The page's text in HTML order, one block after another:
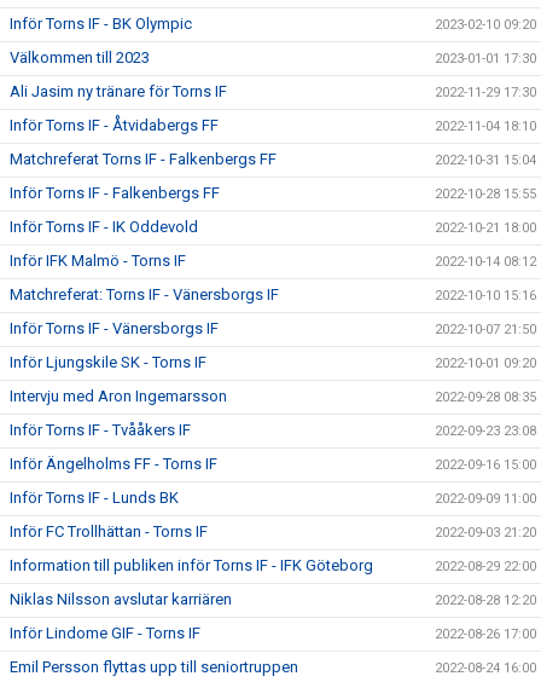
Inför Torns IF - BK Olympic 2023-02-10 09:20
Välkommen till 2023 2023-01-01 17:30
Ali Jasim ny tränare för Torns IF 2022-11-29 17:30
Inför Torns IF - Åtvidabergs FF 2022-11-04 18:10
Matchreferat Torns IF - Falkenbergs FF 2022-10-31 15:04
Inför Torns IF - Falkenbergs FF 2022-10-28 15:55
Inför Torns IF - IK Oddevold 2022-10-21 18:00
Inför IFK Malmö - Torns IF 2022-10-14 08:12
Matchreferat: Torns IF - Vänersborgs IF 2022-10-10 15:16
Inför Torns IF - Vänersborgs IF 2022-10-07 21:50
Inför Ljungskile SK - Torns IF 2022-10-01 09:20
Intervju med Aron Ingemarsson 2022-09-28 08:35
Inför Torns IF - Tvååkers IF 2022-09-23 23:08
Inför Ängelholms FF - Torns IF 2022-09-16 15:00
Inför Torns IF - Lunds BK 2022-09-09 11:00
Inför FC Trollhättan - Torns IF 2022-09-03 21:20
Information till publiken inför Torns IF - IFK Göteborg 2022-08-29 22:00
Niklas Nilsson avslutar karriären 2022-08-28 12:20
Inför Lindome GIF - Torns IF 2022-08-26 17:00
Emil Persson flyttas upp till seniortruppen 2022-08-24 16:00